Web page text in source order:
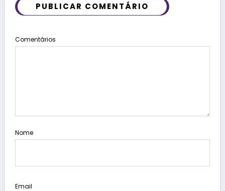
PUBLICAR COMENTÁRIO
Comentários
Nome
Email